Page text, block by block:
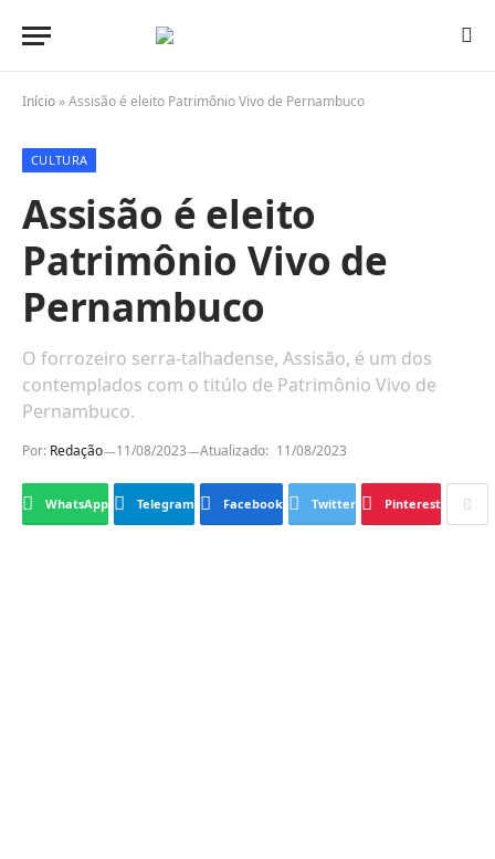
Início »Assisão é eleito Patrimônio Vivo de Pernambuco
CULTURA
Assisão é eleito
Patrimônio Vivo de
Pernambuco
O forrozeiro serra-talhadense, Assisão, é um dos
contemplados com o titúlo de Patrimônio Vivo de
Pernambuco.
Por: Redação 11/08/2023 Atualizado: 11/08/2023
WhatsApp Telegram Facebook Twitter Pinterest